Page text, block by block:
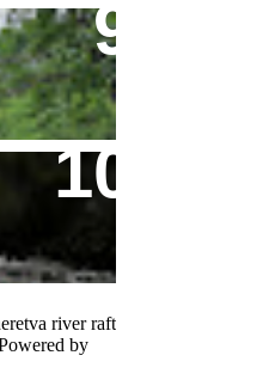
river raft
by